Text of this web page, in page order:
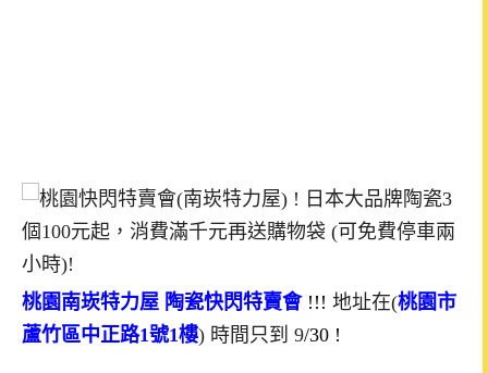
桃園南崁特力屋 陶瓷快閃特賣會 !!! 地址在(桃園市
蘆竹區中正路1號1樓) 時間只到 9/30 !